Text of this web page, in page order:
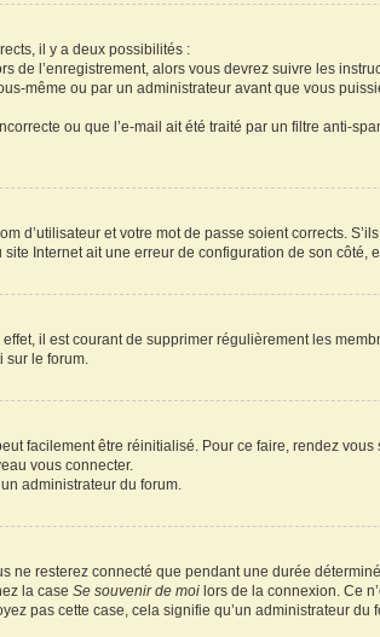
il y a deux possibilités :
de l’enregistrement, alors vous devrez suivre les
même ou par un administrateur avant que vous
ou que l’e-mail ait été traité par un filtre anti-
d’utilisateur et votre mot de passe soient corrects.
Internet ait une erreur de configuration de son côté,
il est courant de supprimer régulièrement les
sur le forum.
facilement être réinitialisé. Pour ce faire, rendez
vous connecter.
administrateur du forum.
ne resterez connecté que pendant une durée
la caseSe souvenir de moi lors de la connexion. Ce
pas cette case, cela signifie qu’un administrateur du